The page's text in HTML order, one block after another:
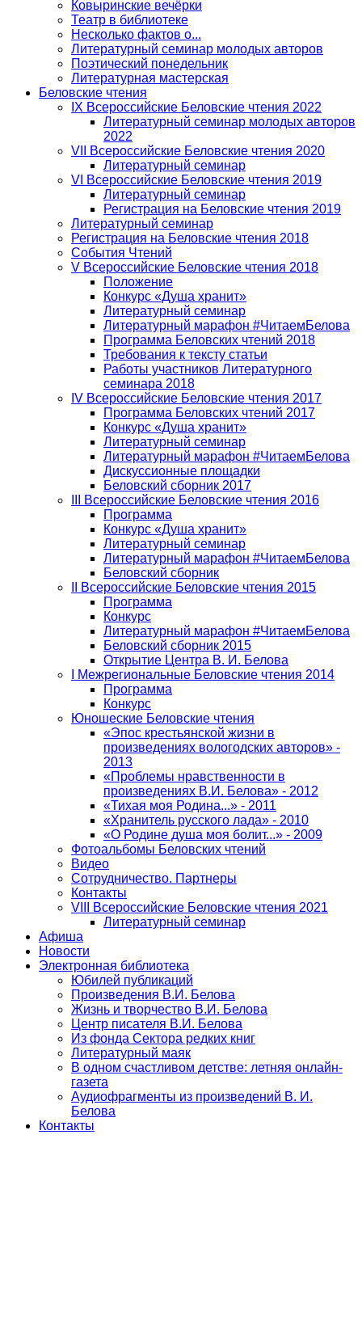
Ковыринские вечёрки
Театр в библиотеке
Несколько фактов о...
Литературный семинар молодых авторов
Поэтический понедельник
Литературная мастерская
Беловские чтения
IX Всероссийские Беловские чтения 2022
Литературный семинар молодых авторов
2022
VII Всероссийские Беловские чтения 2020
Литературный семинар
VI Всероссийские Беловские чтения 2019
Литературный семинар
Регистрация на Беловские чтения 2019
Литературный семинар
Регистрация на Беловские чтения 2018
События Чтений
V Всероссийские Беловские чтения 2018
Положение
Конкурс «Душа хранит»
Литературный семинар
Литературный марафон #ЧитаемБелова
Программа Беловских чтений 2018
Требования к тексту статьи
Работы участников Литературного
семинара 2018
IV Всероссийские Беловские чтения 2017
Программа Беловских чтений 2017
Конкурс «Душа хранит»
Литературный семинар
Литературный марафон #ЧитаемБелова
Дискуссионные площадки
Беловский сборник 2017
III Всероссийские Беловские чтения 2016
Программа
Конкурс «Душа хранит»
Литературный семинар
Литературный марафон #ЧитаемБелова
Беловский сборник
II Всероссийские Беловские чтения 2015
Программа
Конкурс
Литературный марафон #ЧитаемБелова
Беловский сборник 2015
Открытие Центра В. И. Белова
I Межрегиональные Беловские чтения 2014
Программа
Конкурс
Юношеские Беловские чтения
«Эпос крестьянской жизни в
произведениях вологодских авторов» -
2013
«Проблемы нравственности в
произведениях В.И. Белова» - 2012
«Тихая моя Родина...» - 2011
«Хранитель русского лада» - 2010
«О Родине душа моя болит...» - 2009
Фотоальбомы Беловских чтений
Видео
Сотрудничество. Партнеры
Контакты
VIII Всероссийские Беловские чтения 2021
Литературный семинар
Афиша
Новости
Электронная библиотека
Юбилей публикаций
Произведения В.И. Белова
Жизнь и творчество В.И. Белова
Центр писателя В.И. Белова
Из фонда Сектора редких книг
Литературный маяк
В одном счастливом детстве: летняя онлайн-
газета
Аудиофрагменты из произведений В. И.
Белова
Контакты